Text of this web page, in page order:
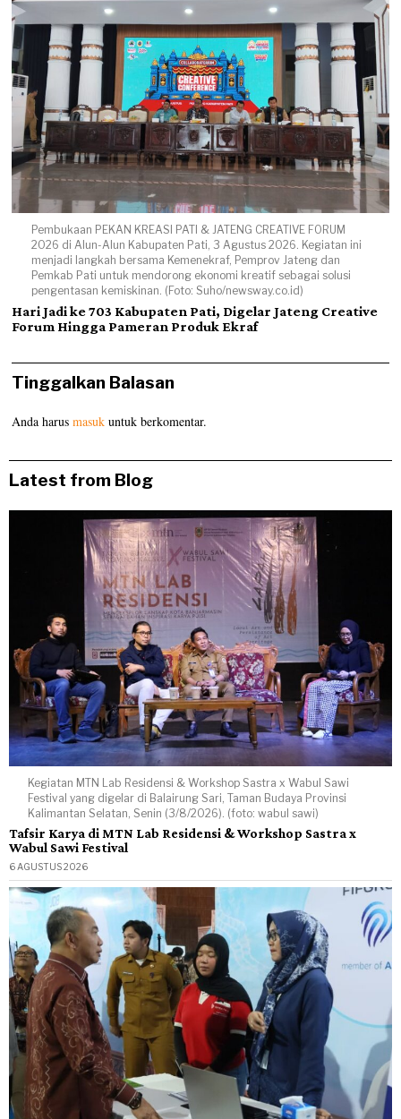
Pembukaan PEKAN KREASI PATI & JATENG CREATIVE FORUM
2026 di Alun-Alun Kabupaten Pati, 3 Agustus 2026. Kegiatan ini
menjadi langkah bersama Kemenekraf, Pemprov Jateng dan
Pemkab Pati untuk mendorong ekonomi kreatif sebagai solusi
pengentasan kemiskinan. (Foto: Suho/newsway.co.id)
Hari Jadi ke 703 Kabupaten Pati, Digelar Jateng Creative
Forum Hingga Pameran Produk Ekraf
Tinggalkan Balasan
Anda harusmasuk untuk berkomentar.
Latest from Blog
Kegiatan MTN Lab Residensi & Workshop Sastra x Wabul Sawi
Festival yang digelar di Balairung Sari, Taman Budaya Provinsi
Kalimantan Selatan, Senin (3/8/2026). (foto: wabul sawi)
Tafsir Karya di MTN Lab Residensi & Workshop Sastra x
Wabul Sawi Festival
6 AGUSTUS 2026